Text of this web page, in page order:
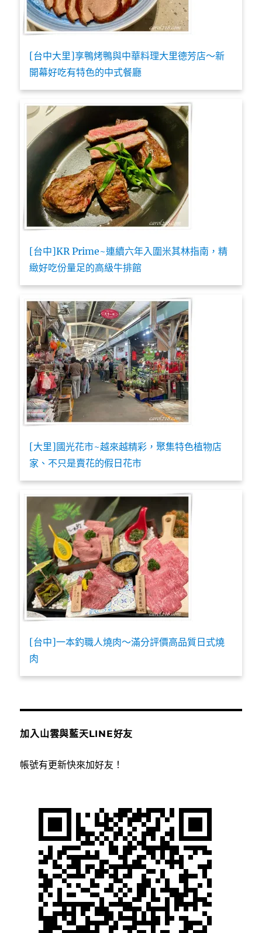
[台中大里]享鴨烤鴨與中華料理大里德芳店～新
開幕好吃有特色的中式餐廳
[台中]KR Prime~連續六年入圍米其林指南，精
緻好吃份量足的高級牛排館
[大里]國光花市~越來越精彩，聚集特色植物店
家、不只是賣花的假日花市
[台中]一本釣職人燒肉～滿分評價高品質日式燒
肉
加入山雲與藍天LINE好友
帳號有更新快來加好友！